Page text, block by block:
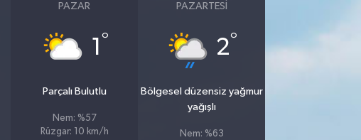
PAZAR
1 °
Parçalı Bulutlu
Nem: %57
Rüzgar: 10 km/h
PAZARTESI
2°
Bölgesel düzensiz yağmur
yağışlı
Nem: %63